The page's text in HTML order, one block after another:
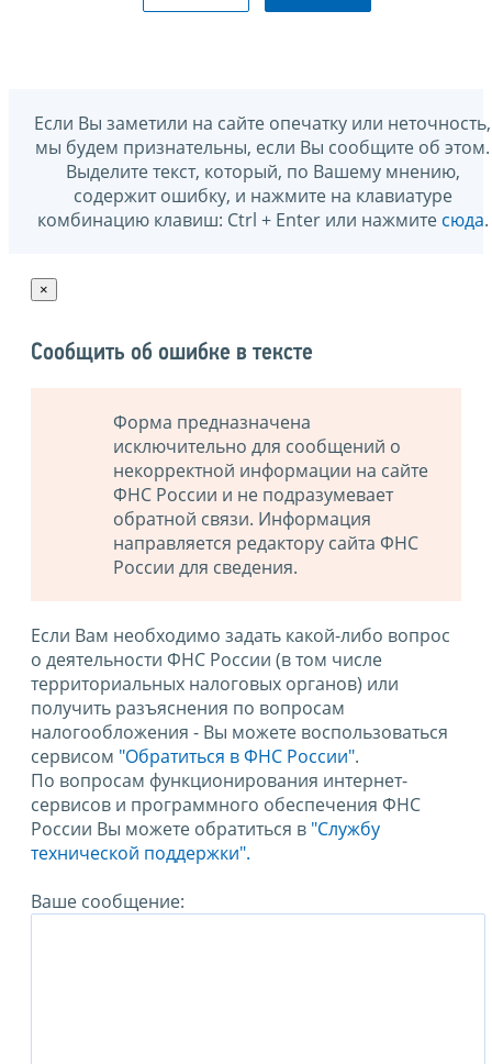
Если Вы заметили на сайте опечатку или неточность,
мы будем признательны, если Вы сообщите об этом.
Выделите текст, который, по Вашему мнению,
содержит ошибку, и нажмите на клавиатуре
комбинацию клавиш: Ctrl + Enter или нажмите сюда.
×
Сообщить об ошибке в тексте
Форма предназначена
исключительно для сообщений о
некорректной информации на сайте
ФНС России и не подразумевает
обратной связи. Информация
направляется редактору сайта ФНС
России для сведения.
Если Вам необходимо задать какой-либо вопрос
о деятельности ФНС России (в том числе
территориальных налоговых органов) или
получить разъяснения по вопросам
налогообложения - Вы можете воспользоваться
сервисом "Обратиться в ФНС России".
По вопросам функционирования интернет-
сервисов и программного обеспечения ФНС
России Вы можете обратиться в "Службу
технической поддержки".
Ваше сообщение: